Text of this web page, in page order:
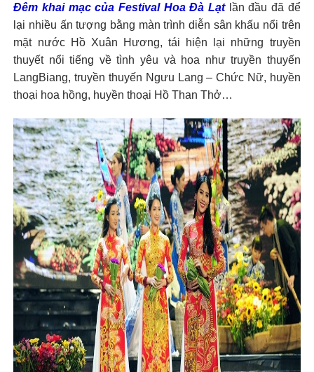
Đêm khai mạc của Festival Hoa Đà Lạtlần đầu đã để
lại nhiều ấn tượng bằng màn trình diễn sân khấu nổi trên
mặt nước Hồ Xuân Hương, tái hiện lại những truyền
thuyết nổi tiếng về tình yêu và hoa như truyền thuyến
LangBiang, truyền thuyến Ngưu Lang – Chức Nữ, huyền
thoại hoa hồng, huyền thoại Hồ Than Thở…